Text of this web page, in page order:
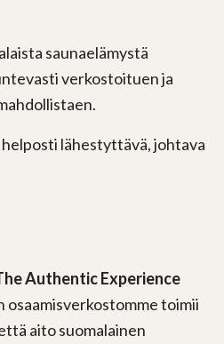
saunaelämystä
verkostoituen ja
lähestyttävä, johtava
Authentic Experience
osaamisverkostomme toimii
aito suomalainen